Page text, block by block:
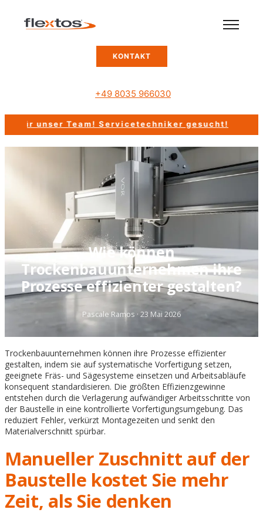
KONTAKT
+49 8035 966030
unser Team!Servicetechniker gesucht!
Wie können
Trockenbauunternehmen ihre
Prozesse effizienter gestalten?
Pascale Ramos · 23 Mai 2026
Trockenbauunternehmen können ihre Prozesse effizienter
gestalten, indem sie auf systematische Vorfertigung setzen,
geeignete Fräs- und Sägesysteme einsetzen und Arbeitsabläufe
konsequent standardisieren. Die größten Effizienzgewinne
entstehen durch die Verlagerung aufwändiger Arbeitsschritte von
der Baustelle in eine kontrollierte Vorfertigungsumgebung. Das
reduziert Fehler, verkürzt Montagezeiten und senkt den
Materialverschnitt spürbar.
Manueller Zuschnitt auf der
Baustelle kostet Sie mehr
Zeit, als Sie denken